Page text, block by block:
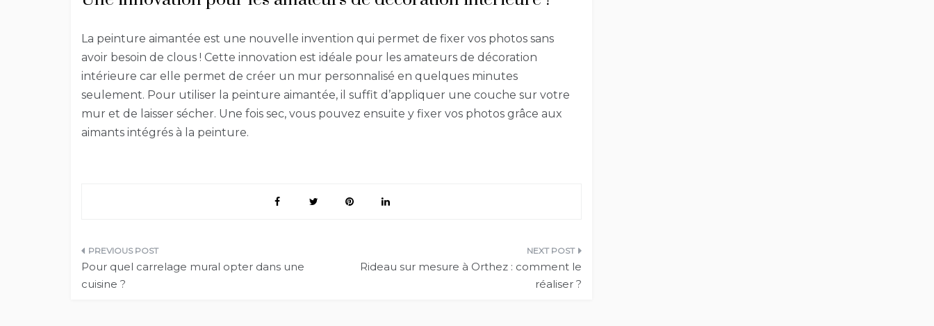
La peinture aimantée est une nouvelle invention qui permet de fixer vos photos sans
avoir besoin de clous ! Cette innovation est idéale pour les amateurs de décoration
intérieure car elle permet de créer un mur personnalisé en quelques minutes
seulement. Pour utiliser la peinture aimantée, il suffit d’appliquer une couche sur votre
mur et de laisser sécher. Une fois sec, vous pouvez ensuite y fixer vos photos grâce aux
aimants intégrés à la peinture.
Navigation
de
Pour quel carrelage mural opter dans une
cuisine ?
Rideau sur mesure à Orthez : comment le
réaliser ?